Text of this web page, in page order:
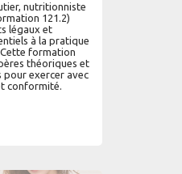
nutritionniste
121.2)
légaux et
à la pratique
formation
théoriques et
exercer avec
conformité.
LIRE PLUS...